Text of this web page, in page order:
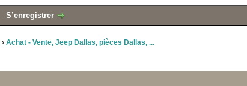
S’enregistrer
›Achat - Vente, Jeep Dallas, pièces Dallas, ...